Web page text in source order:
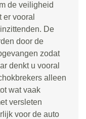
de veiligheid
vooral
De
door de
zodat
denkt u vooral
alleen
wat vaak
versleten
voor de auto